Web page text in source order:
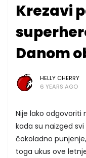
Krezavi
Danom
HELLY CHERRY
6 YEARS AGO
Nije lako odgovoriti
kada su naizged
čokoladno
toga ukus ove